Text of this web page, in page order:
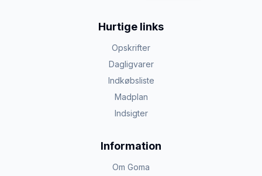
Hurtige links
Opskrifter
Dagligvarer
Indkøbsliste
Madplan
Indsigter
Information
Om Goma